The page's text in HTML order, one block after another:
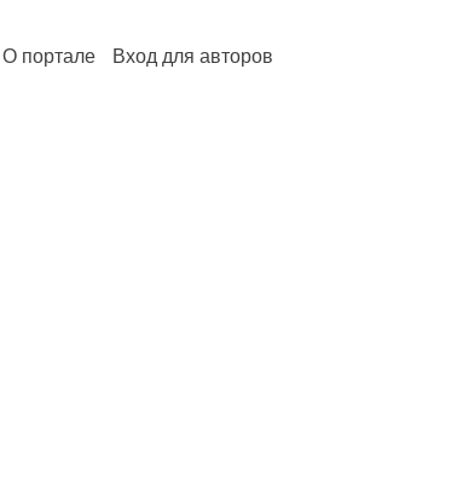
О портале Вход для авторов